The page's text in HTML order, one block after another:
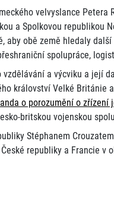
velvyslance
a Spolkovou republikou
aby obě země hledaly
spolupráce,
vzdělávání a výcviku a její
království Velké Británie
o porozumění o zřízení
britskou vojenskou
Stéphanem
republiky a Francie v